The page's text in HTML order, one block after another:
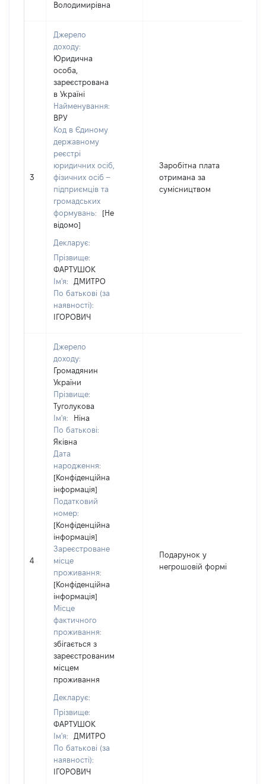
Володимирівна
3
Джерело
доходу:
Юридична
особа,
зареєстрована
в Україні
Найменування:
ВРУ
Код в Єдиному
державному
реєстрі
юридичних осіб,
фізичних осіб –
підприємців та
громадських
формувань:
[Не
відомо]
Декларує:
Прізвище:
ФАРТУШОК
Ім'я:
ДМИТРО
По батькові (за
наявності):
ІГОРОВИЧ
Заробітна плата
отримана за
сумісництвом
4
Джерело
доходу:
Громадянин
України
Прізвище:
Туголукова
Ім'я:
Ніна
По батькові:
Яківна
Дата
народження:
[Конфіденційна
інформація]
Податковий
номер:
[Конфіденційна
інформація]
Зареєстроване
місце
проживання:
[Конфіденційна
інформація]
Місце
фактичного
проживання:
збігається з
зареєстрованим
місцем
проживання
Декларує:
Прізвище:
ФАРТУШОК
Ім'я:
ДМИТРО
По батькові (за
наявності):
ІГОРОВИЧ
Подарунок у
негрошовій формі